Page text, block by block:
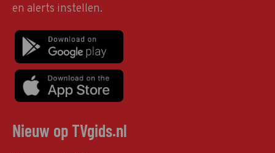
en alerts instellen.
Nieuw op TVgids.nl